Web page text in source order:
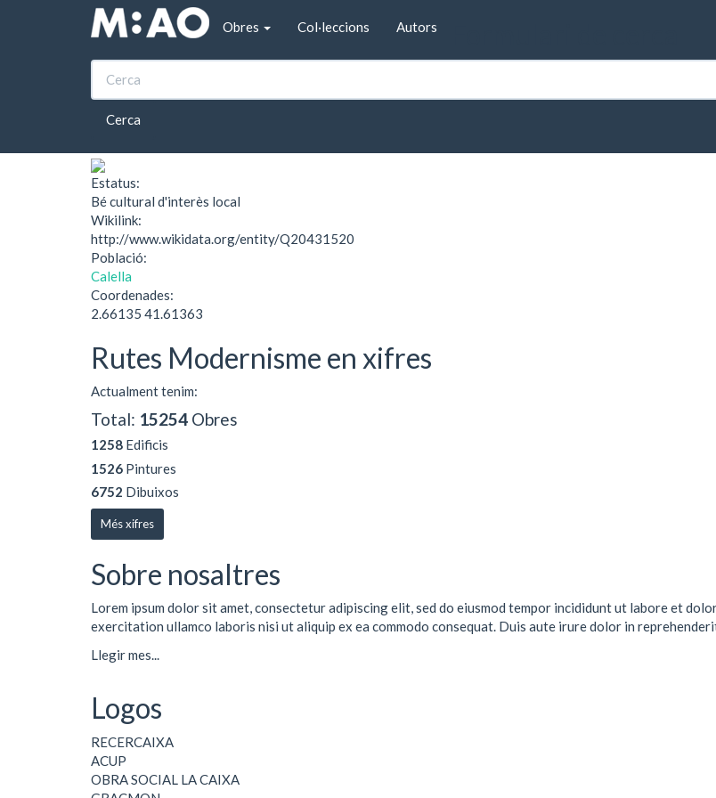
Vés al contingut
Obres
Col·leccions Autors
Cerca
Inici Carrer Jovara
Carrer Jovara
Estatus:
Bé cultural d'interès local
Wikilink:
http://www.wikidata.org/entity/Q20431520
Població:
Calella
Coordenades:
2.66135 41.61363
Rutes Modernisme en xifres
Actualment tenim:
Total: 15254 Obres
1258 Edificis
1526 Pintures
6752 Dibuixos
Més xifres
Sobre nosaltres
Lorem ipsum dolor sit amet, consectetur adipiscing elit, sed do eiusmod tempor incididunt ut labore et
exercitation ullamco laboris nisi ut aliquip ex ea commodo consequat. Duis aute irure dolor in
Llegir mes...
Logos
RECERCAIXA
ACUP
OBRA SOCIAL LA CAIXA